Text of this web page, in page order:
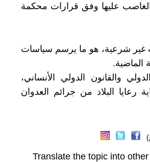
الغاصب عليها وفق قرارات محكمة
غير شرعية، هو ما يرسم سياسات
الماضية.
والقانون الدولي الأنساني،
رعايا البلاد من جرائم العدوان
Translate the topic into